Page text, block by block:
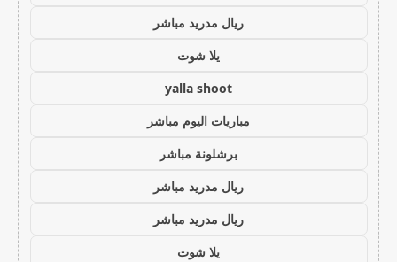
ريال مدريد مباشر
يلا شوت
yalla shoot
مباريات اليوم مباشر
برشلونة مباشر
ريال مدريد مباشر
ريال مدريد مباشر
يلا شوت